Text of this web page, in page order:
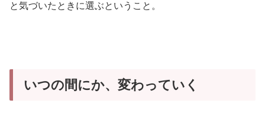
と気づいたときに選ぶということ。
いつの間にか、変わっていく